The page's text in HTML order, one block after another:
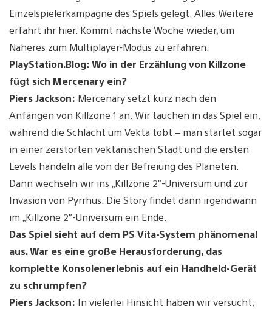
Einzelspielerkampagne des Spiels gelegt. Alles Weitere
erfahrt ihr hier. Kommt nächste Woche wieder, um
Näheres zum Multiplayer-Modus zu erfahren.
PlayStation.Blog: Wo in der Erzählung von Killzone
fügt sich Mercenary ein?
Piers Jackson: Mercenary setzt kurz nach den
Anfängen von Killzone 1 an. Wir tauchen in das Spiel ein,
während die Schlacht um Vekta tobt – man startet sogar
in einer zerstörten vektanischen Stadt und die ersten
Levels handeln alle von der Befreiung des Planeten.
Dann wechseln wir ins „Killzone 2″-Universum und zur
Invasion von Pyrrhus. Die Story findet dann irgendwann
im „Killzone 2″-Universum ein Ende.
Das Spiel sieht auf dem PS Vita-System phänomenal
aus. War es eine große Herausforderung, das
komplette Konsolenerlebnis auf ein Handheld-Gerät
zu schrumpfen?
Piers Jackson: In vielerlei Hinsicht haben wir versucht,